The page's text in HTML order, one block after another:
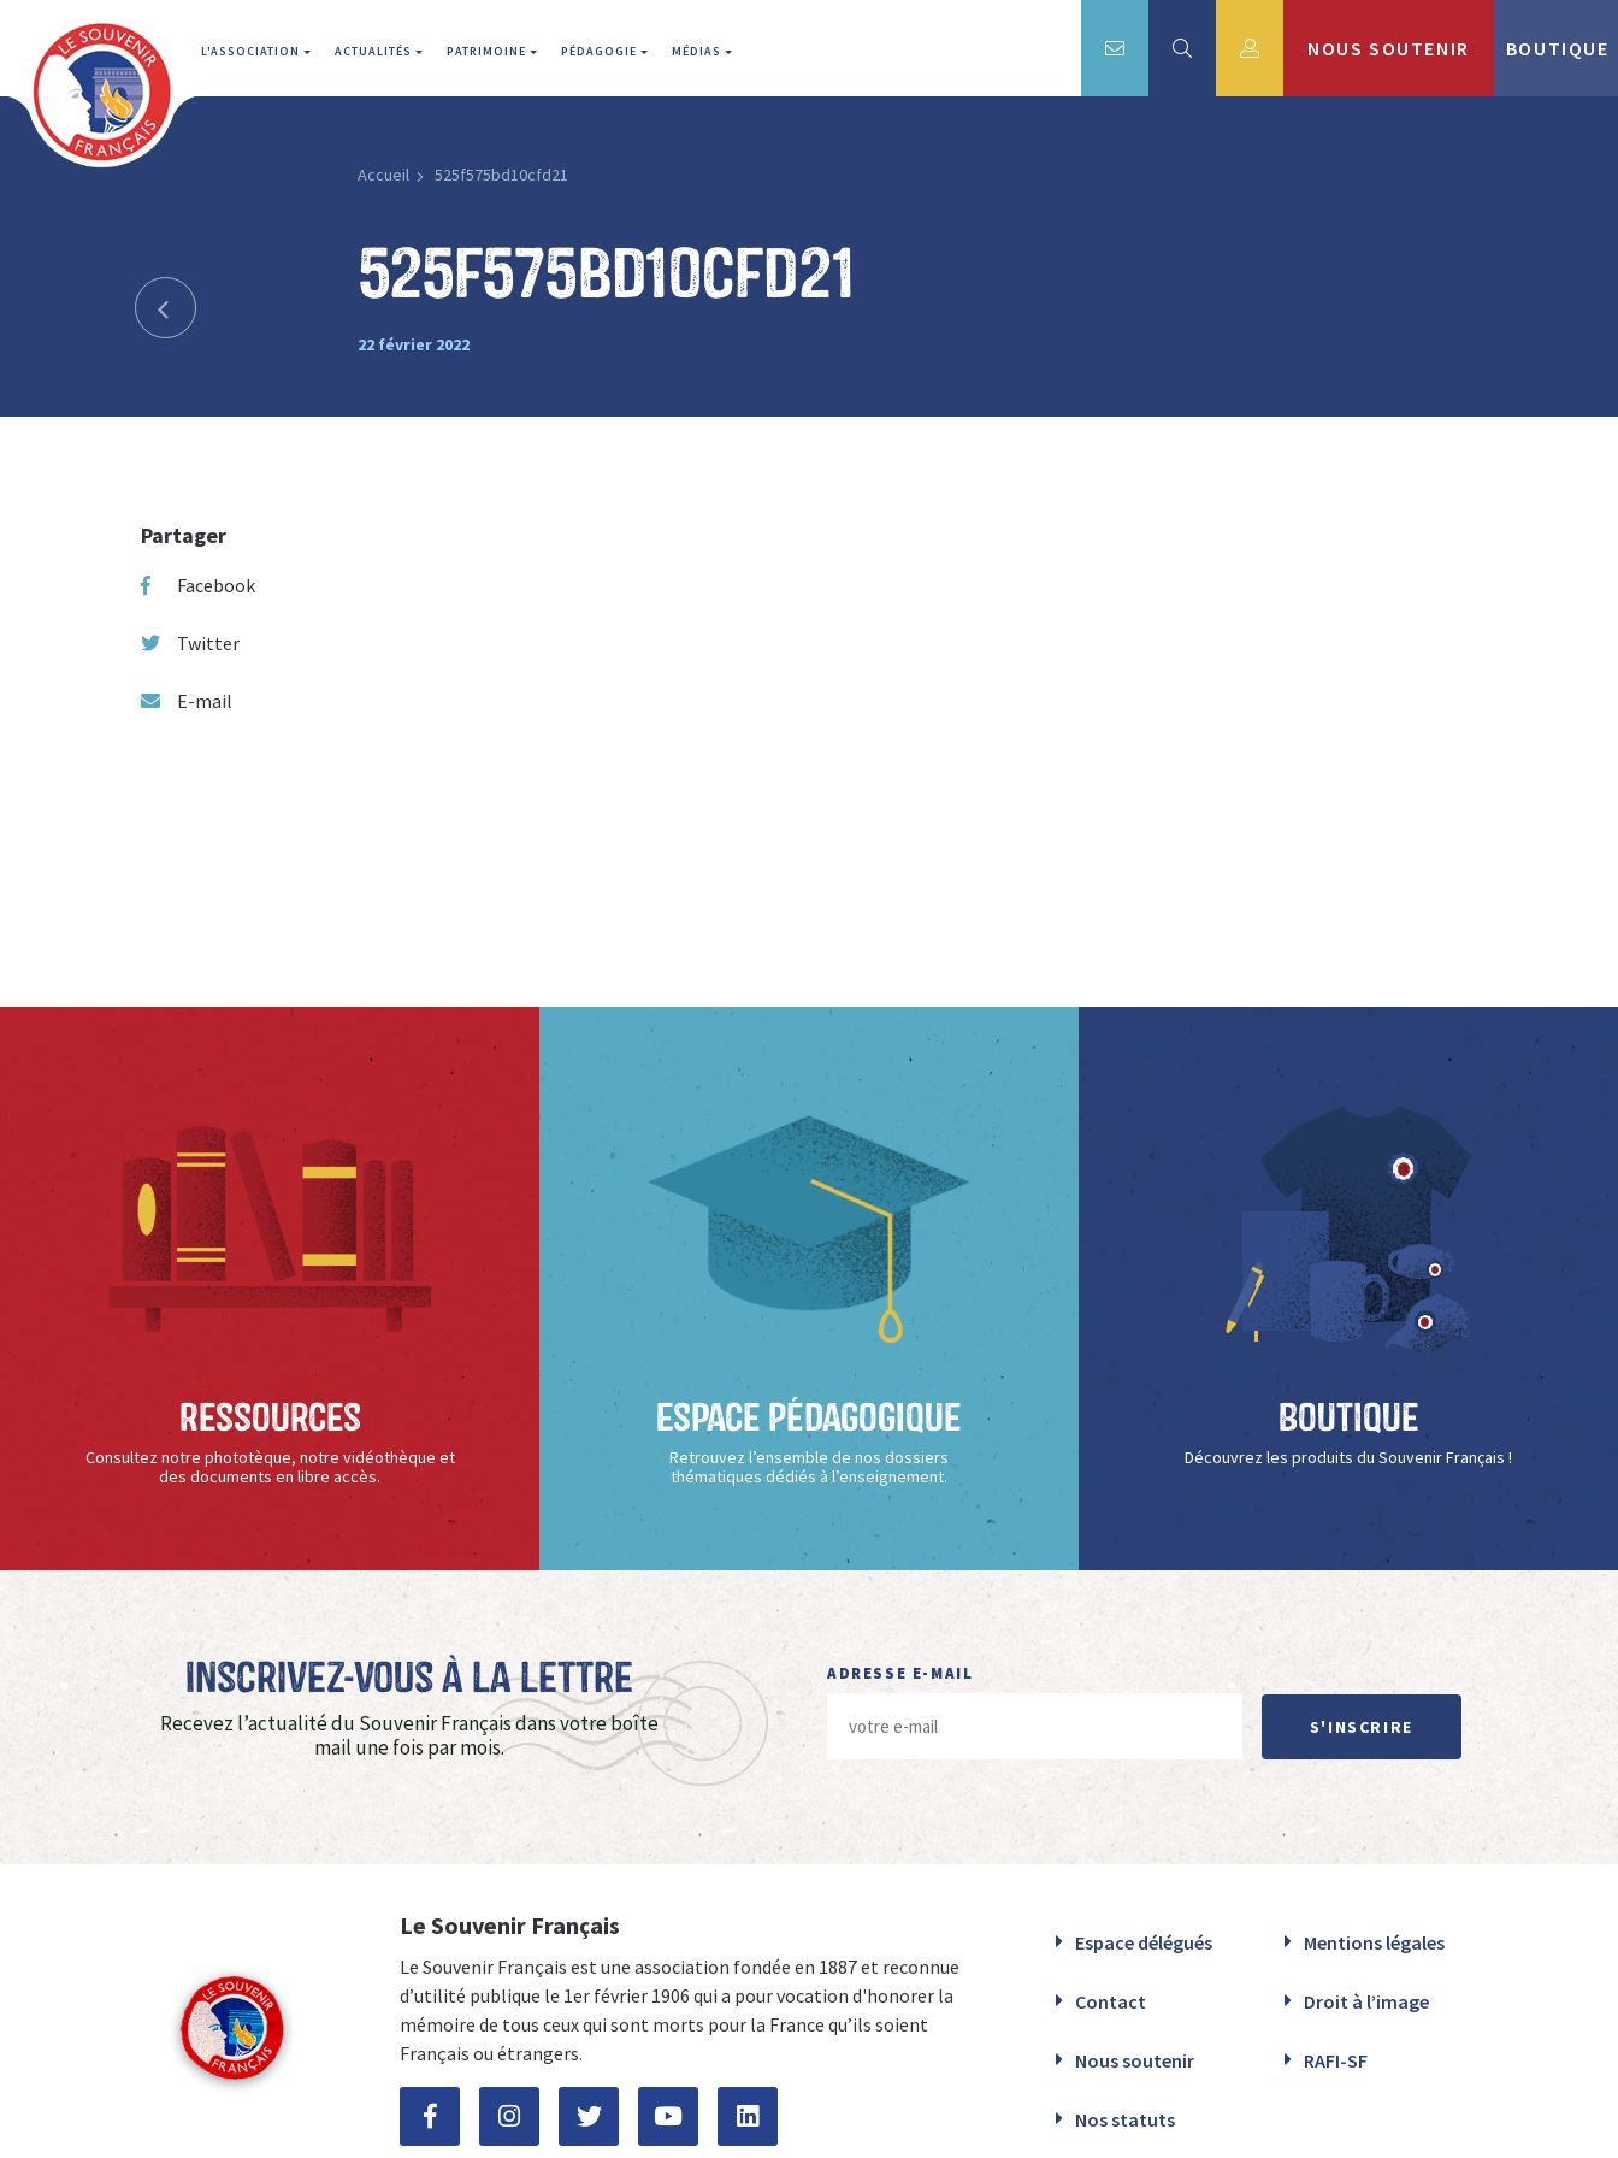
L'ASSOCIATION ACTUALITÉS PATRIMOINE PÉDAGOGIE MÉDIAS NOUS SOUTENIR BOUTIQUE
Accueil 525f575bd10cfd21
525f575bd10cfd21
22 février 2022
Partager
Facebook
Twitter
E-mail
Ressources
Consultez notre phototèque, notre vidéothèque et
des documents en libre accès.
Espace Pédagogique
Retrouvez l’ensemble de nos dossiers
thématiques dédiés à l’enseignement.
Boutique
Découvrez les produits du Souvenir Français !
Inscrivez-vous à La Lettre
Recevez l’actualité du Souvenir Français dans votre boîte
mail une fois par mois.
ADRESSE E-MAIL
S'INSCRIRE
Le Souvenir Français
Le Souvenir Français est une association fondée en 1887 et reconnue
d’utilité publique le 1er février 1906 qui a pour vocation d'honorer la
mémoire de tous ceux qui sont morts pour la France qu’ils soient
Français ou étrangers.
Espace délégués Mentions légales
Contact Droit à l’image
Nous soutenir RAFI-SF
Nos statuts